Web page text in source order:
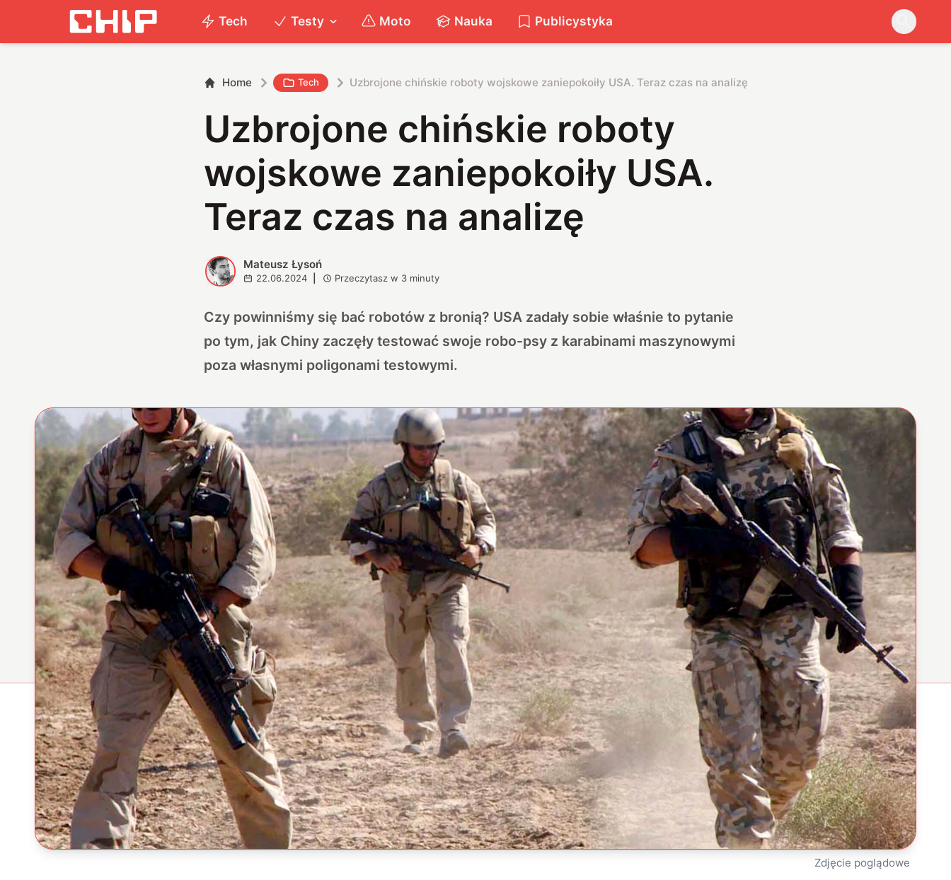
Tech Testy Moto Nauka Publicystyka
Home Tech Uzbrojone chińskie roboty wojskowe zaniepokoiły USA. Teraz czas na analizę
Uzbrojone chińskie roboty
wojskowe zaniepokoiły USA.
Teraz czas na analizę
M Mateusz Łysoń
22.06.2024 Przeczytasz w 3 minuty
Czy powinniśmy się bać robotów z bronią? USA zadały sobie właśnie to pytanie
po tym, jak Chiny zaczęły testować swoje robo-psy z karabinami maszynowymi
poza własnymi poligonami testowymi.
Zdjęcie poglądowe